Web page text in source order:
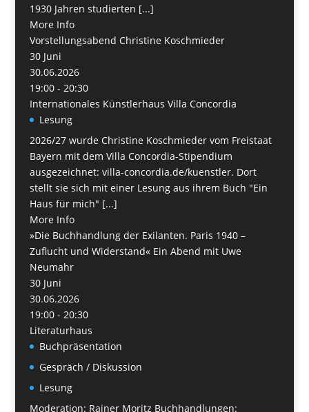
1930 Jahren studierten [...]
More Info
Vorstellungsabend Christine Koschmieder
30 Juni
30.06.2026
19:00 - 20:30
Internationales Künstlerhaus Villa Concordia
Lesung
2026/27 wurde Christine Koschmieder vom Freistaat
Bayern mit dem Villa Concordia-Stipendium
ausgezeichnet: villa-concordia.de/kuenstler. Dort
stellt sie sich mit einer Lesung aus ihrem Buch "Ein
Haus für mich" [...]
More Info
»Die Buchhandlung der Exilanten. Paris 1940 –
Zuflucht und Widerstand« Ein Abend mit Uwe
Neumahr
30 Juni
30.06.2026
19:00 - 20:30
Literaturhaus
Buchpräsentation
Gespräch / Diskussion
Lesung
Moderation: Rainer Moritz Buchhandlungen: